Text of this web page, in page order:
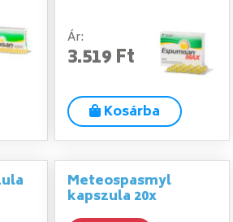
Ár:
3.519 Ft
Kosárba
Meteospasmyl
kapszula 20x